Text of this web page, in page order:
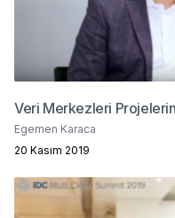
Veri Merkezleri
Egemen Karaca
20 Kasım 2019